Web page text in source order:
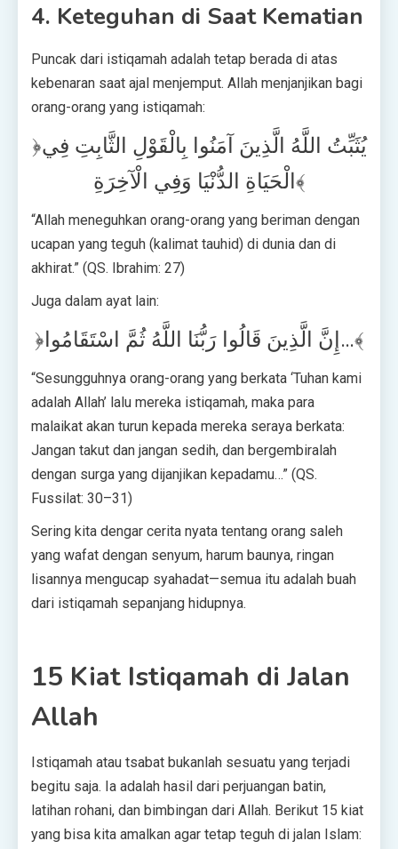
4. Keteguhan di Saat Kematian
Puncak dari istiqamah adalah tetap berada di atas
kebenaran saat ajal menjemput. Allah menjanjikan bagi
orang-orang yang istiqamah:
﴿يُثَبِّتُ اللَّهُ الَّذِينَ آمَنُوا بِالْقَوْلِ الثَّابِتِ فِي
الْحَيَاةِ الدُّنْيَا وَفِي الْآخِرَةِ﴾
“Allah meneguhkan orang-orang yang beriman dengan
ucapan yang teguh (kalimat tauhid) di dunia dan di
akhirat.” (QS. Ibrahim: 27)
Juga dalam ayat lain:
﴿إِنَّ الَّذِينَ قَالُوا رَبُّنَا اللَّهُ ثُمَّ اسْتَقَامُوا…﴾
“Sesungguhnya orang-orang yang berkata ‘Tuhan kami
adalah Allah’ lalu mereka istiqamah, maka para
malaikat akan turun kepada mereka seraya berkata:
Jangan takut dan jangan sedih, dan bergembiralah
dengan surga yang dijanjikan kepadamu…” (QS.
Fussilat: 30–31)
Sering kita dengar cerita nyata tentang orang saleh
yang wafat dengan senyum, harum baunya, ringan
lisannya mengucap syahadat—semua itu adalah buah
dari istiqamah sepanjang hidupnya.
15 Kiat Istiqamah di Jalan
Allah
Istiqamah atau tsabat bukanlah sesuatu yang terjadi
begitu saja. Ia adalah hasil dari perjuangan batin,
latihan rohani, dan bimbingan dari Allah. Berikut 15 kiat
yang bisa kita amalkan agar tetap teguh di jalan Islam: